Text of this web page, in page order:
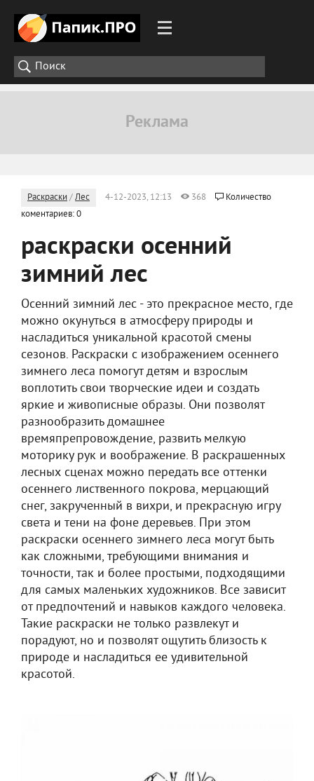
Раскраски /Лес 4-12-2023, 12:13 368
Количество
коментариев: 0
раскраски осенний
зимний лес
Осенний зимний лес - это прекрасное место, где
можно окунуться в атмосферу природы и
насладиться уникальной красотой смены
сезонов. Раскраски с изображением осеннего
зимнего леса помогут детям и взрослым
воплотить свои творческие идеи и создать
яркие и живописные образы. Они позволят
разнообразить домашнее
времяпрепровождение, развить мелкую
моторику рук и воображение. В раскрашенных
лесных сценах можно передать все оттенки
осеннего лиственного покрова, мерцающий
снег, закрученный в вихри, и прекрасную игру
света и тени на фоне деревьев. При этом
раскраски осеннего зимнего леса могут быть
как сложными, требующими внимания и
точности, так и более простыми, подходящими
для самых маленьких художников. Все зависит
от предпочтений и навыков каждого человека.
Такие раскраски не только развлекут и
порадуют, но и позволят ощутить близость к
природе и насладиться ее удивительной
красотой.